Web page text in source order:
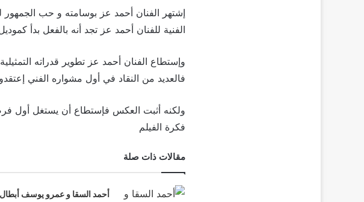
إشتهر الفنان أحمد عز بوسامته و حب الجمهور
الفنية للفنان أحمد عز تجد أنه بالفعل بدأ
وإستطاع الفنان أحمد عز تطوير قدراته
فالعديد من النقاد في أول مشواره الفني
ولكنه أثبت العكس فإستطاع أن يستغل أول
فكرة الفيلم
مقالات ذات صلة
أحمد السقا و عمرو يوسف أبطال